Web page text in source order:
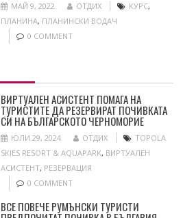
МАЙ 9, 2022 ОТДИХ КУРС,
ПЛАНИНА, ПЛАНИНСКИ ВОДАЧ
0 COMMENT
ВИРТУАЛЕН АСИСТЕНТ ПОМАГА НА
ТУРИСТИТЕ ДА РЕЗЕРВИРАТ ПОЧИВКАТА
СИ НА БЪЛГАРСКОТО ЧЕРНОМОРИЕ
ЮЛИ 29, 2024 ОТДИХ
TOPOLA
SKIES RESORT & AQUAPARK, ВИРТУАЛЕН
АСИСТЕНТ, РЕЗЕРВАЦИЯ
0 COMMENT
ВСЕ ПОВЕЧЕ РУМЪНСКИ ТУРИСТИ